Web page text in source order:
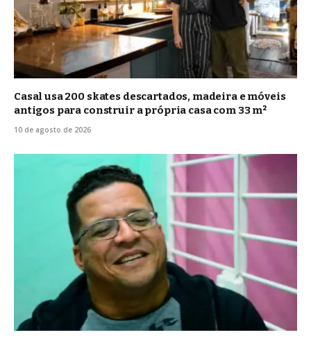
Casal usa 200 skates descartados, madeira e móveis
antigos para construir a própria casa com 33 m²
10 de agosto de 2026